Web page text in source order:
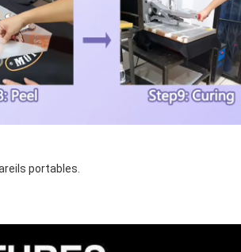
portables.